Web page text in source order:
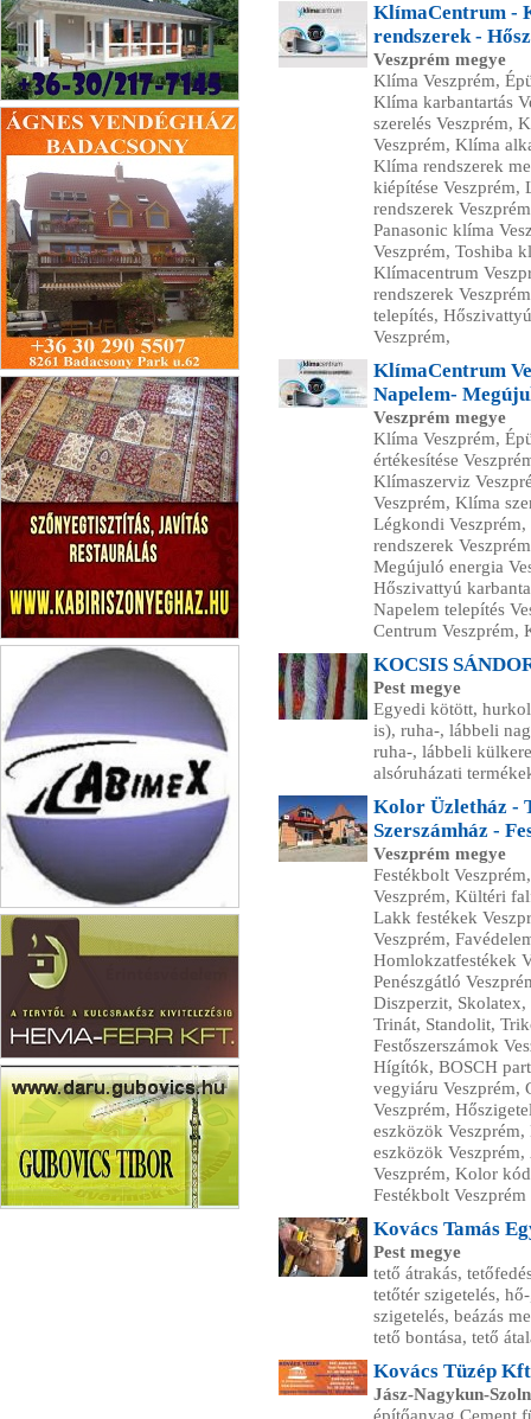
Haus-Tér Kft.
Ágnes Vendégház Badacsony
Kabiri Szőnyegház
Labimex Kft
Hema-Ferr Kft
KlímaCentrum -
rendszerek -
Veszprém megye
Klíma Veszprém,
Klíma karbantartás
szerelés Veszprém,
Veszprém, Klíma
Klíma rendszerek
kiépítése
rendszerek
Panasonic klíma
Veszprém, Toshiba
Klímacentrum
rendszerek
telepítés,
Veszprém,
KlímaCentrum
Napelem-
Veszprém megye
Klíma Veszprém,
értékesítése
Klímaszerviz
Veszprém, Klíma
Légkondi
rendszerek
Megújuló energia
Hőszivattyú
Napelem telepítés
Centrum Veszprém,
KOCSIS
Pest megye
Egyedi kötött,
is), ruha-, lábbeli
ruha-, lábbeli
alsóruházati
Kolor Üzletház -
Szerszámház -
Veszprém megye
Festékbolt
Veszprém, Kültéri
Lakk festékek
Veszprém,
Homlokzatfestékek
Penészgátló
Diszperzit,
Trinát, Standolit,
Festőszerszámok
Hígítók, BOSCH
vegyiáru Veszprém,
Veszprém,
eszközök
eszközök
Veszprém, Kolor
Festékbolt
Kovács Tamás
Pest megye
tető átrakás,
tetőtér szigetelés,
szigetelés, beázás
tető bontása, tető
Kovács Tüzép
Jász-Nagykun-
építőanyag Cement